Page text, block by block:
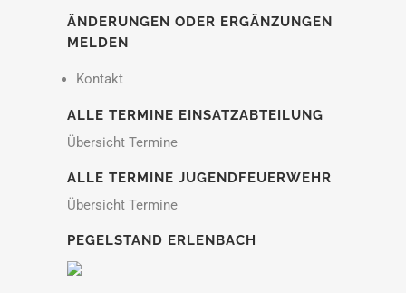
ÄNDERUNGEN ODER ERGÄNZUNGEN
MELDEN
Kontakt
ALLE TERMINE EINSATZABTEILUNG
Übersicht Termine
ALLE TERMINE JUGENDFEUERWEHR
Übersicht Termine
PEGELSTAND ERLENBACH